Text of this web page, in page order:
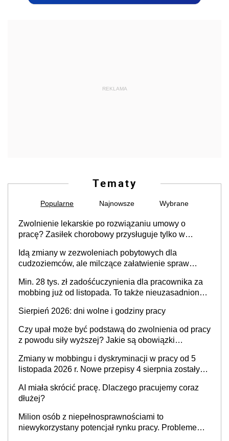
REKLAMA
Tematy
Popularne Najnowsze Wybrane
Zwolnienie lekarskie po rozwiązaniu umowy o
pracę? Zasiłek chorobowy przysługuje tylko w
stosunku pracy
Idą zmiany w zezwoleniach pobytowych dla
cudzoziemców, ale milczące załatwienie spraw
Min. 28 tys. zł zadośćuczynienia dla pracownika za
mobbing już od listopada. To także nieuzasadniona
Sierpień 2026: dni wolne i godziny pracy
Czy upał może być podstawą do zwolnienia od pracy
z powodu siły wyższej? Jakie są obowiązki
Zmiany w mobbingu i dyskryminacji w pracy od 5
listopada 2026 r. Nowe przepisy 4 sierpnia zostały
AI miała skrócić pracę. Dlaczego pracujemy coraz
dłużej?
Milion osób z niepełnosprawnościami to
niewykorzystany potencjał rynku pracy. Problemem